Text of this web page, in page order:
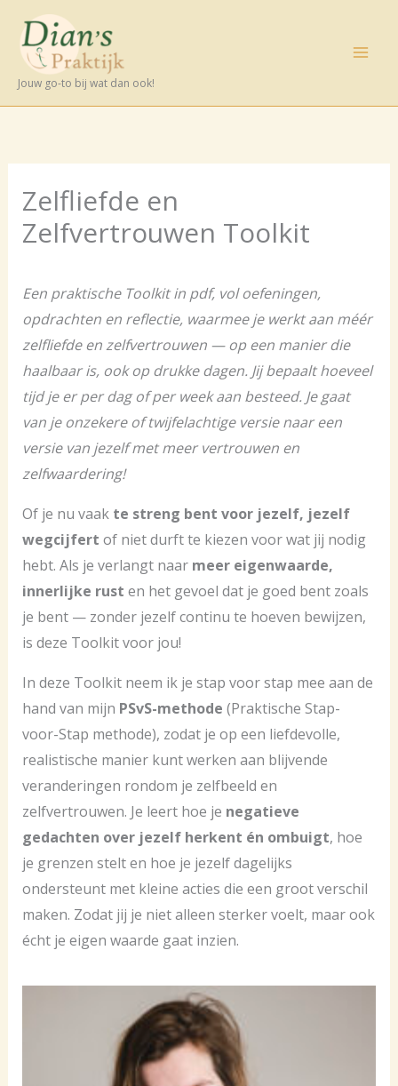
naar
inhoud
Jouw go-to bij wat dan ook!
Zelfliefde en
Zelfvertrouwen Toolkit
Een praktische Toolkit in pdf, vol oefeningen,
opdrachten en reflectie, waarmee je werkt aan méér
zelfliefde en zelfvertrouwen — op een manier die
haalbaar is, ook op drukke dagen. Jij bepaalt hoeveel
tijd je er per dag of per week aan besteed. Je gaat
van je onzekere of twijfelachtige versie naar een
versie van jezelf met meer vertrouwen en
zelfwaardering!
Of je nu vaak te streng bent voor jezelf, jezelf
wegcijfert of niet durft te kiezen voor wat jij nodig
hebt. Als je verlangt naar meer eigenwaarde,
innerlijke rust en het gevoel dat je goed bent zoals
je bent — zonder jezelf continu te hoeven bewijzen,
is deze Toolkit voor jou!
In deze Toolkit neem ik je stap voor stap mee aan de
hand van mijn PSvS-methode (Praktische Stap-
voor-Stap methode), zodat je op een liefdevolle,
realistische manier kunt werken aan blijvende
veranderingen rondom je zelfbeeld en
zelfvertrouwen. Je leert hoe je negatieve
gedachten over jezelf herkent én ombuigt, hoe
je grenzen stelt en hoe je jezelf dagelijks
ondersteunt met kleine acties die een groot verschil
maken. Zodat jij je niet alleen sterker voelt, maar ook
écht je eigen waarde gaat inzien.